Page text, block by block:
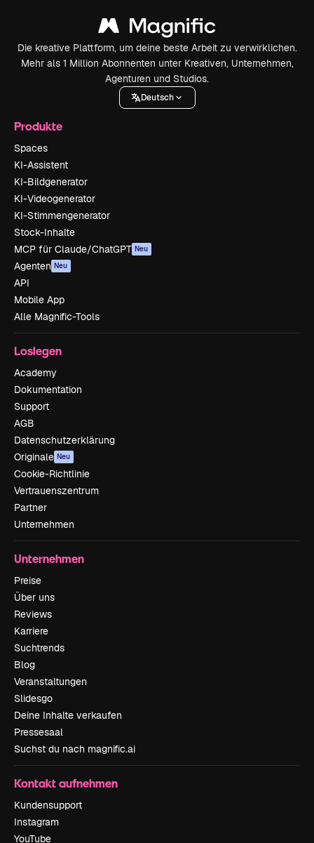
Die kreative Plattform, um deine beste Arbeit zu verwirklichen.
Mehr als 1 Million Abonnenten unter Kreativen, Unternehmen,
Agenturen und Studios.
Deutsch
Produkte
Spaces
KI-Assistent
KI-Bildgenerator
KI-Videogenerator
KI-Stimmengenerator
Stock-Inhalte
MCP für Claude/ChatGPT Neu
Agenten Neu
API
Mobile App
Alle Magnific-Tools
Loslegen
Academy
Dokumentation
Support
AGB
Datenschutzerklärung
Originale Neu
Cookie-Richtlinie
Vertrauenszentrum
Partner
Unternehmen
Unternehmen
Preise
Über uns
Reviews
Karriere
Suchtrends
Blog
Veranstaltungen
Slidesgo
Deine Inhalte verkaufen
Pressesaal
Suchst du nach magnific.ai
Kontakt aufnehmen
Kundensupport
Instagram
YouTube